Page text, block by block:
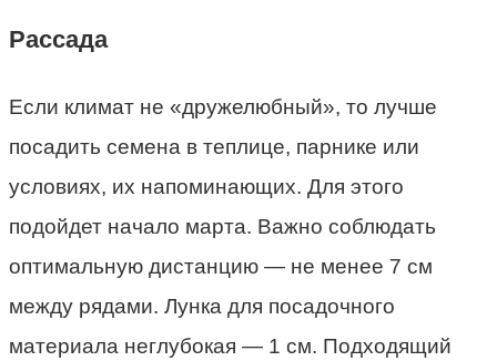
Рассада
Если климат не «дружелюбный», то лучше
посадить семена в теплице, парнике или
условиях, их напоминающих. Для этого
подойдет начало марта. Важно соблюдать
оптимальную дистанцию — не менее 7 см
между рядами. Лунка для посадочного
материала неглубокая — 1 см. Подходящий